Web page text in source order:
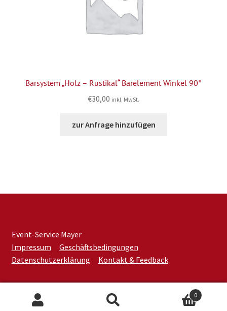
Barsystem „Holz – Rustikal“ Barelement Winkel 90°
€30,00 inkl. MwSt.
zur Anfrage hinzufügen
Event-Service Mayer
Impressum
Geschäftsbedingungen
Datenschutzerklärung
Kontakt & Feedback
0